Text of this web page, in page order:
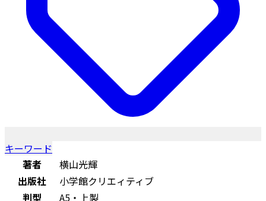
キーワード
著者
横山光輝
出版社
小学館クリエィティブ
判型
A5・上製